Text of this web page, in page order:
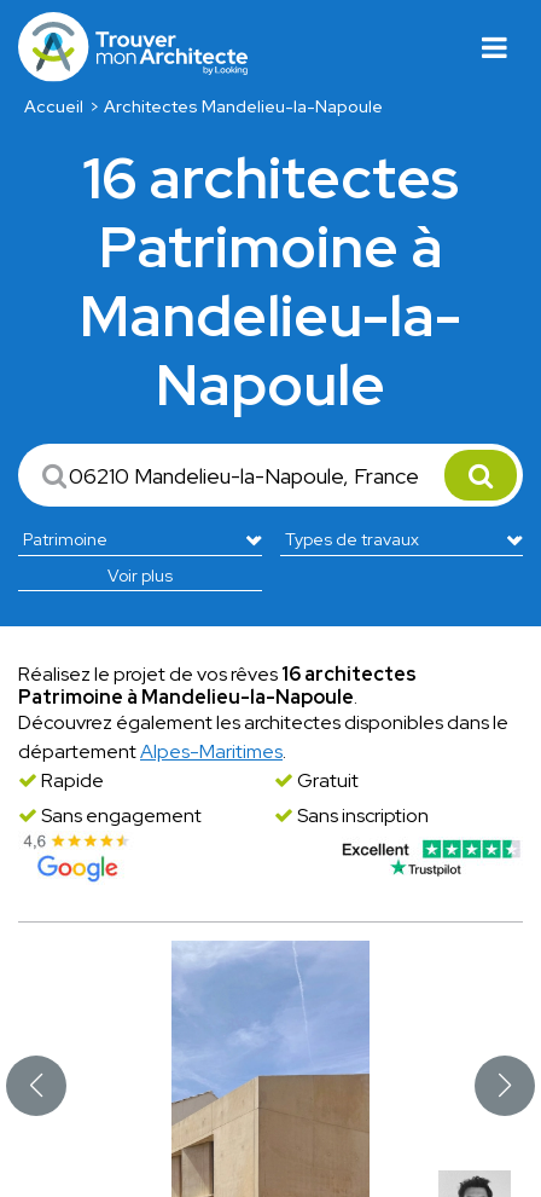
Accueil Architectes Mandelieu-la-Napoule
16 architectes
Patrimoine à
Mandelieu-la-
Napoule
Voir plus
Réalisez le projet de vos rêves16 architectes
Patrimoine à Mandelieu-la-Napoule.
Découvrez également les architectes disponibles dans le
départementAlpes-Maritimes.
Rapide
Gratuit
Sans engagement
Sans inscription